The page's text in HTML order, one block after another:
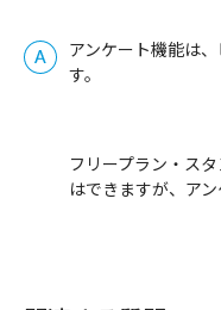
アンケート機能は
す。
フリープラン・ス
はできますが、ア